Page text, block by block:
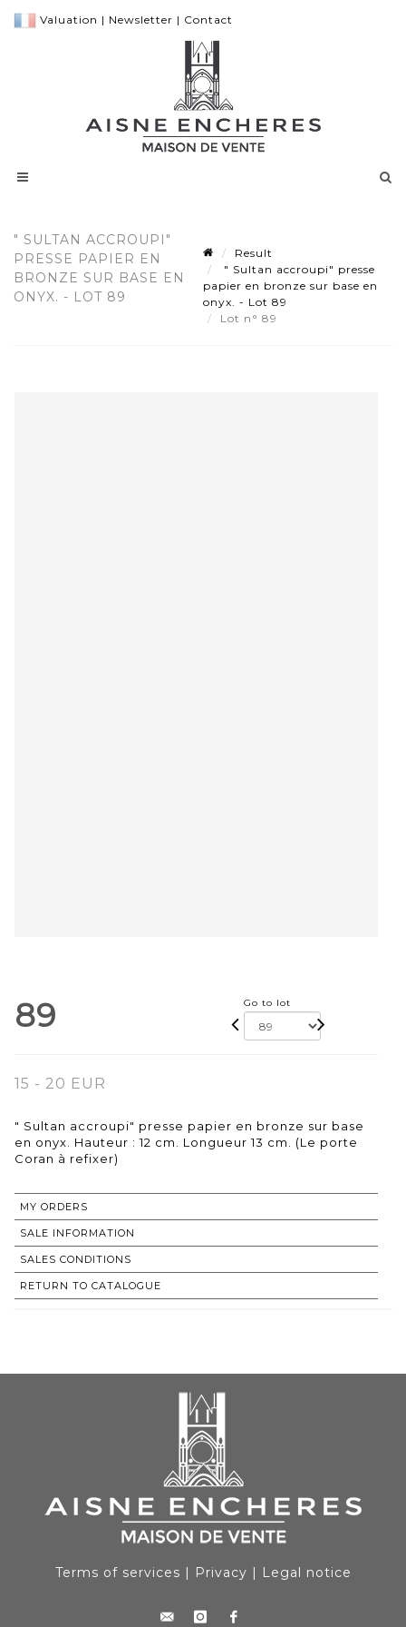
Valuation | Newsletter | Contact
" SULTAN ACCROUPI"
PRESSE PAPIER EN
BRONZE SUR BASE EN
ONYX. - LOT 89
Result
" Sultan accroupi" presse
papier en bronze sur base en
onyx. - Lot 89
Lot n° 89
89 Go to lot
15 - 20 EUR
" Sultan accroupi" presse papier en bronze sur base
en onyx. Hauteur : 12 cm. Longueur 13 cm. (Le porte
Coran à refixer)
MY ORDERS
SALE INFORMATION
SALES CONDITIONS
RETURN TO CATALOGUE
Terms of services | Privacy | Legal notice